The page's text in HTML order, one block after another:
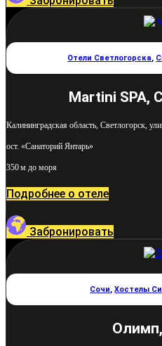
Отели Светлогорска,
Martini SPA,
Калининградская область, Светлогорск,
ост. «Санаторий Янтарь»
350 м до моря
Подробнее о отеле
Забронировать
Сочи,Хостелы